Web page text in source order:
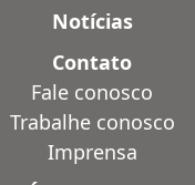
Notícias
Contato
Fale conosco
Trabalhe conosco
Imprensa